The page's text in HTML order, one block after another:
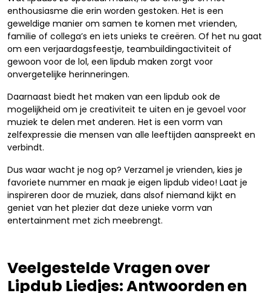
enthousiasme die erin worden gestoken. Het is een
geweldige manier om samen te komen met vrienden,
familie of collega’s en iets unieks te creëren. Of het nu gaat
om een verjaardagsfeestje, teambuildingactiviteit of
gewoon voor de lol, een lipdub maken zorgt voor
onvergetelijke herinneringen.
Daarnaast biedt het maken van een lipdub ook de
mogelijkheid om je creativiteit te uiten en je gevoel voor
muziek te delen met anderen. Het is een vorm van
zelfexpressie die mensen van alle leeftijden aanspreekt en
verbindt.
Dus waar wacht je nog op? Verzamel je vrienden, kies je
favoriete nummer en maak je eigen lipdub video! Laat je
inspireren door de muziek, dans alsof niemand kijkt en
geniet van het plezier dat deze unieke vorm van
entertainment met zich meebrengt.
Veelgestelde Vragen over
Lipdub Liedjes: Antwoorden en